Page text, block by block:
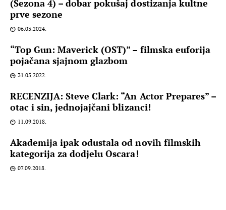
(Sezona 4) – dobar pokušaj dostizanja kultne
prve sezone
06.03.2024.
“Top Gun: Maverick (OST)” – filmska euforija
pojačana sjajnom glazbom
31.05.2022.
RECENZIJA: Steve Clark: “An Actor Prepares” –
otac i sin, jednojajčani blizanci!
11.09.2018.
Akademija ipak odustala od novih filmskih
kategorija za dodjelu Oscara!
07.09.2018.